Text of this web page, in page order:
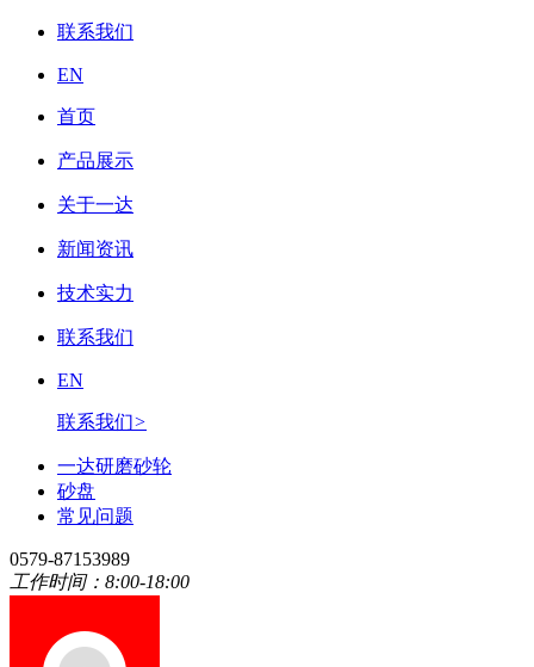
联系我们
EN
首页
产品展示
关于一达
新闻资讯
技术实力
联系我们
EN
联系我们>
一达研磨砂轮
砂盘
常见问题
0579-87153989
工作时间：8:00-18:00